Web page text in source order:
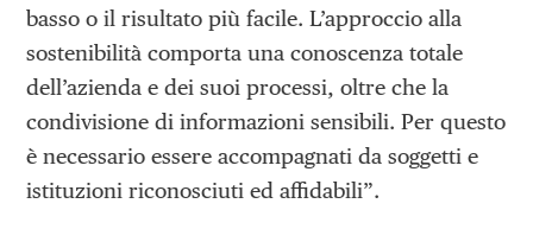
basso o il risultato più facile. L’approccio alla
sostenibilità comporta una conoscenza totale
dell’azienda e dei suoi processi, oltre che la
condivisione di informazioni sensibili. Per questo
è necessario essere accompagnati da soggetti e
istituzioni riconosciuti ed affidabili”.